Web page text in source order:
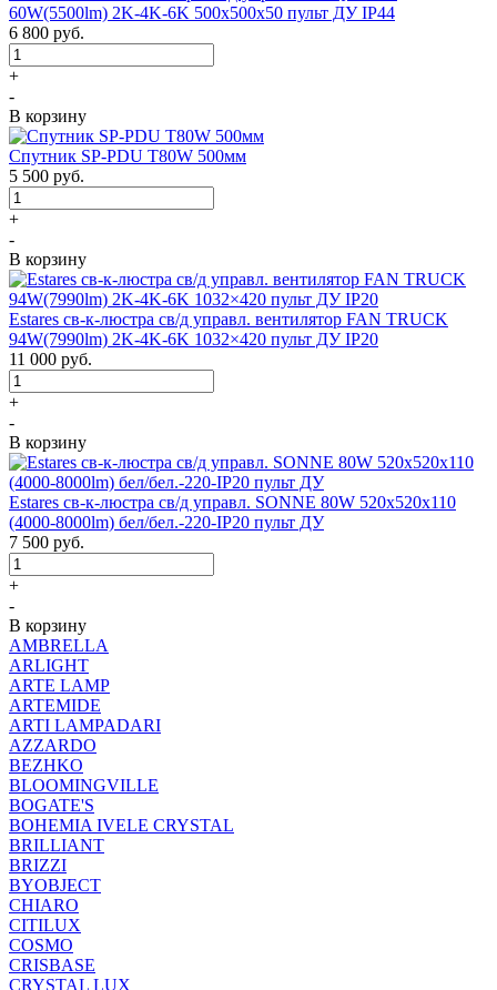
60W(5500lm) 2K-4K-6K 500x500x50 пульт ДУ IP44
6 800 руб.
+
-
В корзину
Спутник SP-PDU T80W 500мм
5 500 руб.
+
-
В корзину
Estares св-к-люстра св/д управл. вентилятор FAN TRUCK
94W(7990lm) 2K-4K-6K 1032×420 пульт ДУ IP20
11 000 руб.
+
-
В корзину
Estares св-к-люстра св/д управл. SONNE 80W 520x520x110
(4000-8000lm) бел/бел.-220-IP20 пульт ДУ
7 500 руб.
+
-
В корзину
AMBRELLA
ARLIGHT
ARTE LAMP
ARTEMIDE
ARTI LAMPADARI
AZZARDO
BEZHKO
BLOOMINGVILLE
BOGATE'S
BOHEMIA IVELE CRYSTAL
BRILLIANT
BRIZZI
BYOBJECT
CHIARO
CITILUX
COSMO
CRISBASE
CRYSTAL LUX